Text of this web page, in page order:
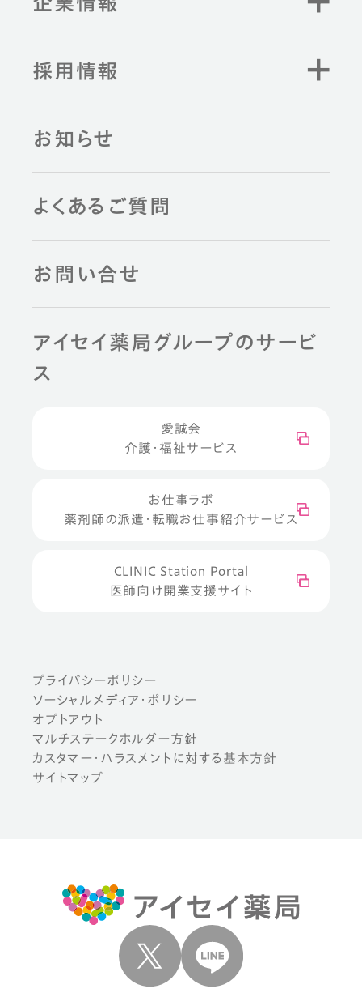
採用情報
お知らせ
よくあるご質問
お問い合せ
アイセイ薬局グループのサービ
ス
愛誠会
介護・福祉サービス
お仕事ラボ
薬剤師の派遣・転職お仕事紹介サービス
CLINIC Station Portal
医師向け開業支援サイト
プライバシーポリシー
ソーシャルメディア・ポリシー
オプトアウト
マルチステークホルダー方針
カスタマー・ハラスメントに対する基本方針
サイトマップ